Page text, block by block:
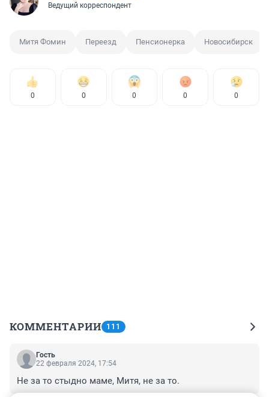
Ведущий корреспондент
Митя Фомин Переезд Пенсионерка Новосибирск
0 0 0 0 0
КОММЕНТАРИИ 111
Гость
22 февраля 2024, 17:54
Не за то стыдно маме, Митя, не за то.